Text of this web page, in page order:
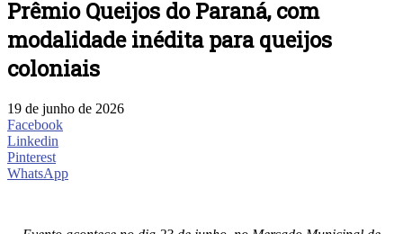
Prêmio Queijos do Paraná, com
modalidade inédita para queijos
coloniais
19 de junho de 2026
Facebook
Linkedin
Pinterest
WhatsApp